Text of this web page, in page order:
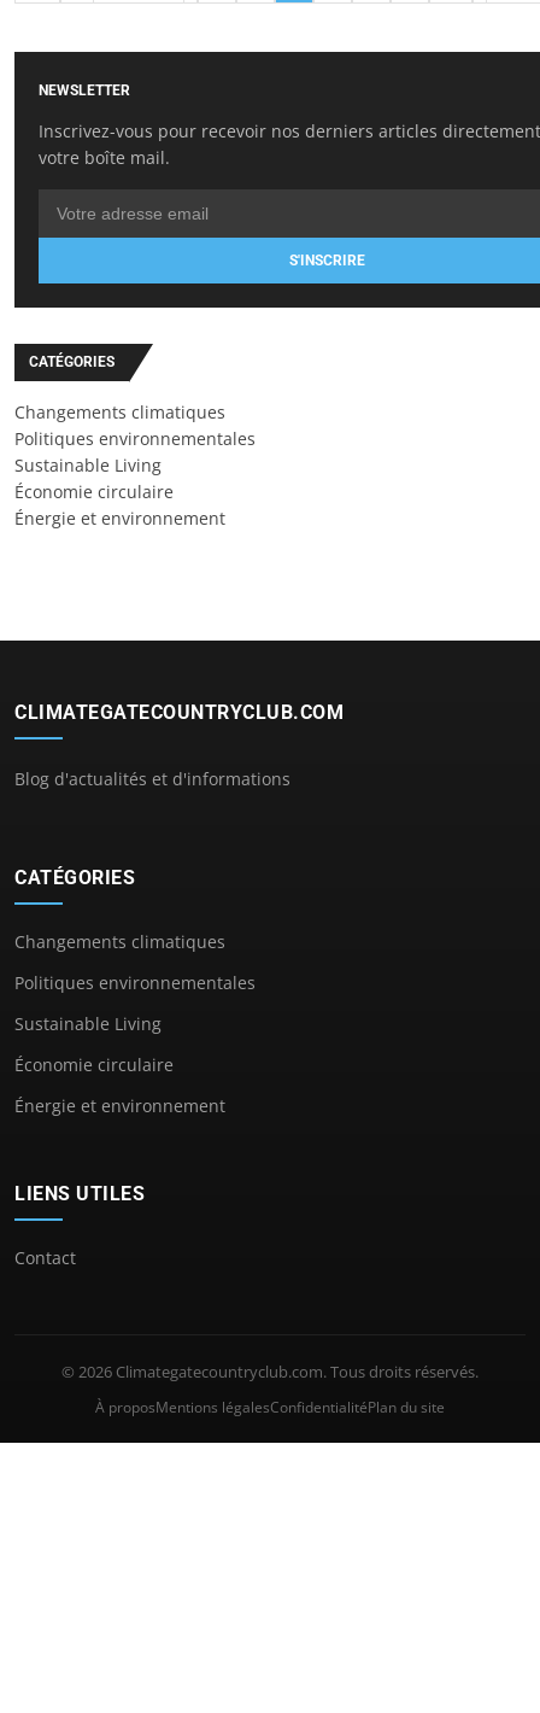
NEWSLETTER
Inscrivez-vous pour recevoir nos derniers articles
votre boîte mail.
S'INSCRIRE
CATÉGORIES
Changements climatiques
Politiques environnementales
Sustainable Living
Économie circulaire
Énergie et environnement
CLIMATEGATECOUNTRYCLUB.COM
Blog d'actualités et d'informations
CATÉGORIES
Changements climatiques
Politiques environnementales
Sustainable Living
Économie circulaire
Énergie et environnement
LIENS UTILES
Contact
© 2026 Climategatecountryclub.com. Tous droits réservés.
À proposMentions légalesConfidentialitéPlan du site